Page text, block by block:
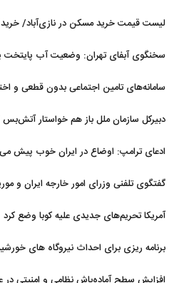
سخنگوی آبفای تهران: وضعیت آب پایتخت
سامانه‌های تامین اجتماعی بدون قطعی و
دبیرکل سازمان ملل باز هم خواستار
ادعای ترامپ: اوضاع در ایران خوب پیش
گفتگوی تلفنی وزرای امور خارجه ایران و
آمریکا تحریم‌های جدیدی علیه کوبا وضع کرد
برنامه ریزی برای احداث نیروگاه های